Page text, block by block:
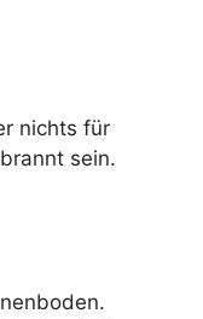
nichts für
sein.